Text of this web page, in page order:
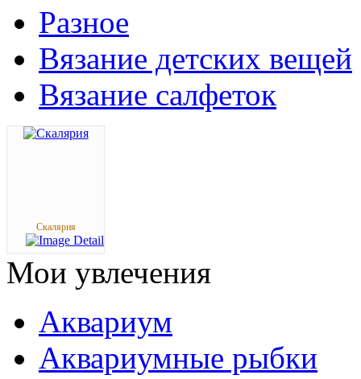
Разное
Вязание детских вещей
Вязание салфеток
Скалярия
Мои увлечения
Аквариум
Аквариумные рыбки